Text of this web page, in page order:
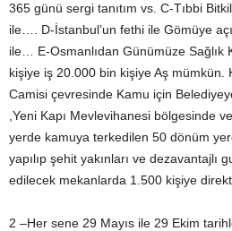
365 günü sergi tanıtım vs. C-Tıbbi
ile…. D-İstanbul’un fethi ile Gömüye
ile… E-Osmanlıdan Günümüze Sağlık
kişiye iş 20.000 bin kişiye Aş mümkün.
Camisi çevresinde Kamu için
,Yeni Kapı Mevlevihanesi bölgesinde
yerde kamuya terkedilen 50 dönüm
yapılıp şehit yakınları ve dezavantajlı
edilecek mekanlarda 1.500 kişiye
2 –Her sene 29 Mayıs ile 29 Ekim